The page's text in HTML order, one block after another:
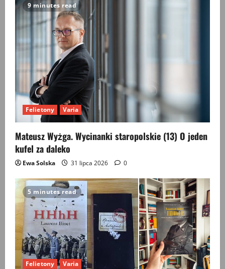
9 minutes read
Felietony Varia
Mateusz Wyżga. Wycinanki staropolskie (13) O jeden
kufel za daleko
Ewa Solska 31 lipca 2026 0
5 minutes read
Felietony Varia